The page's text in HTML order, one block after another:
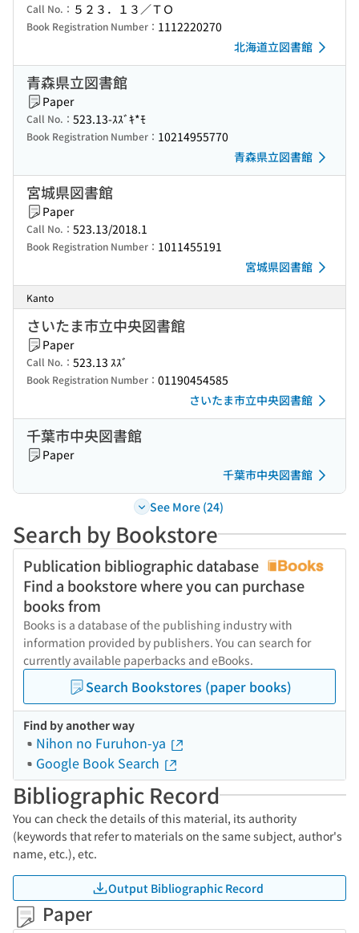
Call No.： ５２３．１３／ＴＯ
Book Registration Number： 1112220270
北海道立図書館
青森県立図書館
Paper
Call No.： 523.13-ｽｽﾞｷ*ﾓ
Book Registration Number： 10214955770
青森県立図書館
宮城県図書館
Paper
Call No.： 523.13/2018.1
Book Registration Number： 1011455191
宮城県図書館
Kanto
さいたま市立中央図書館
Paper
Call No.： 523.13 ｽｽﾞ
Book Registration Number： 01190454585
さいたま市立中央図書館
千葉市中央図書館
Paper
千葉市中央図書館
See More (24)
Search by Bookstore
Publication bibliographic database
Find a bookstore where you can purchase
books from
Books is a database of the publishing industry with
information provided by publishers. You can search for
currently available paperbacks and eBooks.
Search Bookstores (paper books)
Find by another way
Nihon no Furuhon-ya
Google Book Search
Bibliographic Record
You can check the details of this material, its authority
(keywords that refer to materials on the same subject, author's
name, etc.), etc.
Output Bibliographic Record
Paper